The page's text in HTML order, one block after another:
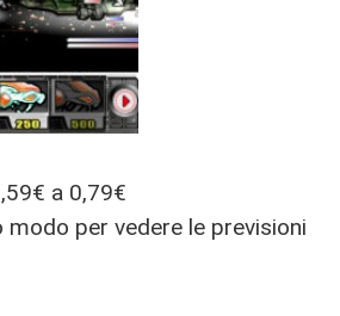
a 0,79€
modo per vedere le previsioni